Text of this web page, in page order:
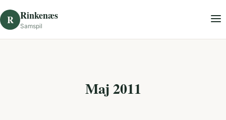
R Rinkenæs
Samspil
Maj 2011